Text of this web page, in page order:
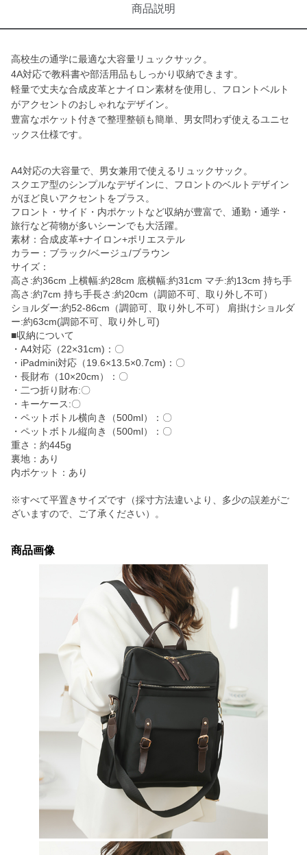
商品説明
高校生の通学に最適な大容量リュックサック。
4A対応で教科書や部活用品もしっかり収納できます。
軽量で丈夫な合成皮革とナイロン素材を使用し、フロントベルト
がアクセントのおしゃれなデザイン。
豊富なポケット付きで整理整頓も簡単、男女問わず使えるユニセ
ックス仕様です。
A4対応の大容量で、男女兼用で使えるリュックサック。
スクエア型のシンプルなデザインに、フロントのベルトデザイン
がほど良いアクセントをプラス。
フロント・サイド・内ポケットなど収納が豊富で、通勤・通学・
旅行など荷物が多いシーンでも大活躍。
素材：合成皮革+ナイロン+ポリエステル
カラー：ブラック/ベージュ/ブラウン
サイズ：
高さ:約36cm 上横幅:約28cm 底横幅:約31cm マチ:約13cm 持ち手
高さ:約7cm 持ち手長さ:約20cm（調節不可、取り外し不可）
ショルダー:約52-86cm（調節可、取り外し不可） 肩掛けショルダ
ー:約63cm(調節不可、取り外し可)
■収納について
・A4対応（22×31cm)：〇
・iPadmini対応（19.6×13.5×0.7cm)：〇
・長財布（10×20cm）：〇
・二つ折り財布:〇
・キーケース:〇
・ペットボトル横向き（500ml）：〇
・ペットボトル縦向き（500ml）：〇
重さ：約445g
裏地：あり
内ポケット：あり
※すべて平置きサイズです（採寸方法違いより、多少の誤差がご
ざいますので、ご了承ください）。
商品画像